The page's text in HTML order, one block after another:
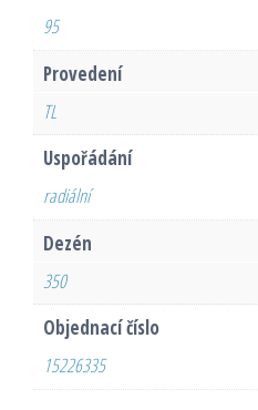
95
Provedení
TL
Uspořádání
radiální
Dezén
350
Objednací číslo
15226335